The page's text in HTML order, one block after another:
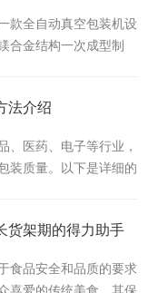
装置。2.计量系统：根
、活塞泵或螺旋给料装
款全自动真空包装机设
合金结构一次成型制
金支架、板式结构、道
规范。光电跟踪系统采
并输出强烈的信号，确
...
法介绍
、医药、电子等行业，
装质量。以下是详细的
品碎屑。真空泵与气
残留，避免影响密封效
货架期的得力助手
食品安全和品质的要求